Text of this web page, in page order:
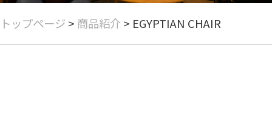
商品一覧
chieftainchair
トップページ > 商品紹介> EGYPTIAN CHAIR